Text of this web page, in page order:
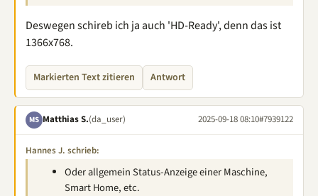
Deswegen schireb ich ja auch 'HD-Ready', denn das ist
1366x768.
Markierten Text zitieren Antwort
MS Matthias S.(da_user) 2025-09-18 08:10#7939122
Hannes J. schrieb:
Oder allgemein Status-Anzeige einer Maschine,
Smart Home, etc.